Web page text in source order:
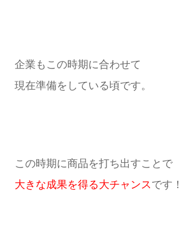
企業もこの時期に合わせて
現在準備をしている頃です。
この時期に商品を打ち出すことで
大きな成果を得る大チャンス です！